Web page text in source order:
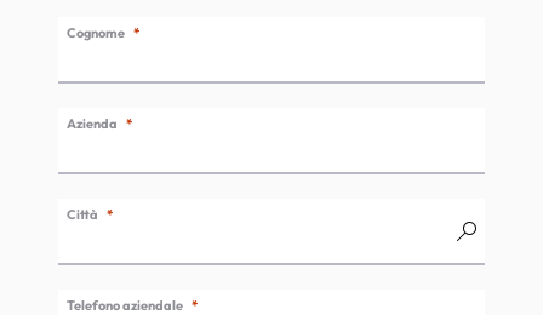
Cognome
Azienda
Città
Telefono aziendale